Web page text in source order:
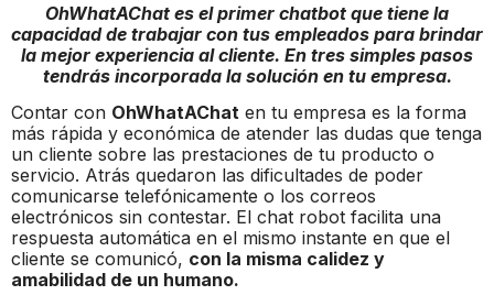
OhWhatAChat es el primer chatbot que tiene la
capacidad de trabajar con tus empleados para brindar
la mejor experiencia al cliente. En tres simples pasos
tendrás incorporada la solución en tu empresa.
Contar con OhWhatAChat en tu empresa es la forma
más rápida y económica de atender las dudas que tenga
un cliente sobre las prestaciones de tu producto o
servicio. Atrás quedaron las dificultades de poder
comunicarse telefónicamente o los correos
electrónicos sin contestar. El chat robot facilita una
respuesta automática en el mismo instante en que el
cliente se comunicó, con la misma calidez y
amabilidad de un humano.